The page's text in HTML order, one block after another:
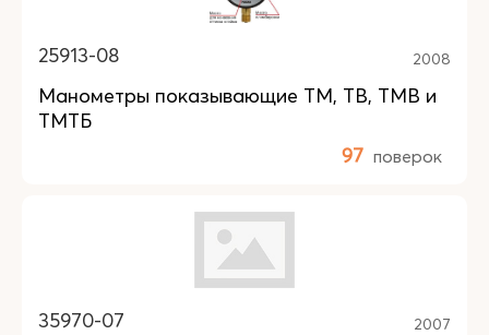
25913-08 2008
Манометры показывающие ТМ, ТВ, ТМВ и
ТМТБ
97 поверок
35970-07 2007